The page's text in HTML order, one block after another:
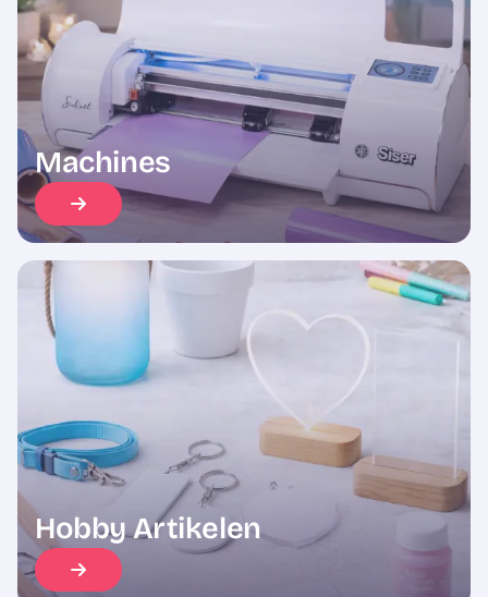
Machines
Hobby Artikelen